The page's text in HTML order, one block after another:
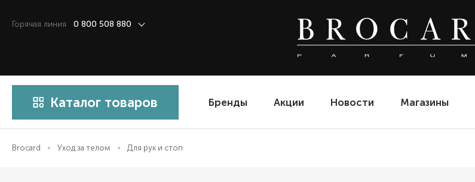
Горячая линия 0 800 508 880
Каталог товаров Бренды Акции Новости Магазины
Brocard Уход за телом Для рук и стоп